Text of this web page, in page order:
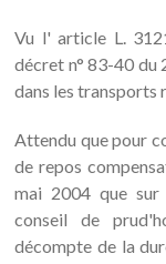
Vu l' article L.
décret n° 83-40 du
dans les transports
Attendu que pour
de repos
mai 2004 que
conseil de
décompte de la